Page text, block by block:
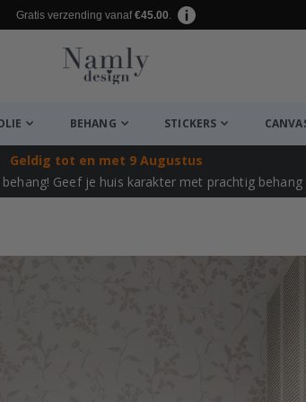
Gratis verzending vanaf€45.00.
BEHANG STICKERS
Geldig tot en met 9 Augustus
Geef je huis karakter met prachtig